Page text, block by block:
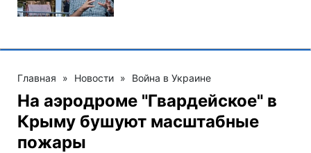
Главная » Новости » Война в Украине
На аэродроме "Гвардейское" в
Крыму бушуют масштабные
пожары